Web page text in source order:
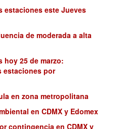
estaciones este Jueves
de moderada a alta
hoy 25 de marzo:
estaciones por
en zona metropolitana
en CDMX y Edomex
contingencia en CDMX y